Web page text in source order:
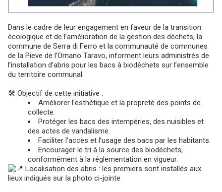
Dans le cadre de leur engagement en faveur de la transition
écologique et de l’amélioration de la gestion des déchets, la
commune de Serra di Ferro et la communauté de communes
de la Pieve de l’Ornano Taravo, informent leurs administrés de
l’installation d’abris pour les bacs à biodéchets sur l’ensemble
du territoire communal.
🛠 Objectif de cette initiative :
Améliorer l’esthétique et la propreté des points de
collecte.
Protéger les bacs des intempéries, des nuisibles et
des actes de vandalisme.
Faciliter l’accès et l’usage des bacs par les habitants.
Encourager le tri à la source des biodéchets,
conformément à la réglementation en vigueur.
📍 Localisation des abris : les premiers sont installés aux
lieux indiqués sur la photo ci-jointe